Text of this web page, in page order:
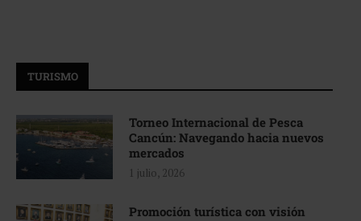
TURISMO
Torneo Internacional de Pesca
Cancún: Navegando hacia nuevos
mercados
1 julio, 2026
Promoción turística con visión